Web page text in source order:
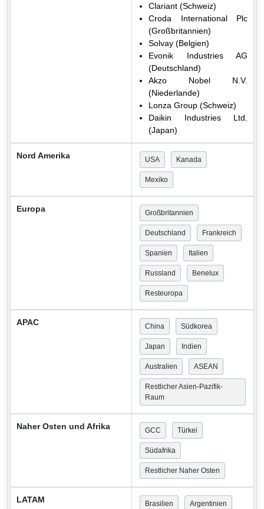
Clariant (Schweiz)
Croda International Plc
(Großbritannien)
Solvay (Belgien)
Evonik Industries AG
(Deutschland)
Akzo Nobel N.V.
(Niederlande)
Lonza Group (Schweiz)
Daikin Industries Ltd.
(Japan)
Nord Amerika USA Kanada
Mexiko
Europa Großbritannien
Deutschland Frankreich
Spanien Italien
Russland Benelux
Resteuropa
APAC China Südkorea
Japan Indien
Australien ASEAN
Restlicher Asien-Pazifik-
Raum
Naher Osten und Afrika GCC Türkei
Südafrika
Restlicher Naher Osten
LATAM Brasilien Argentinien